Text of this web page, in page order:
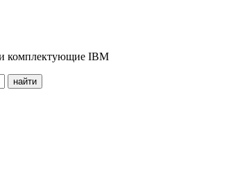
комплектующие IBM